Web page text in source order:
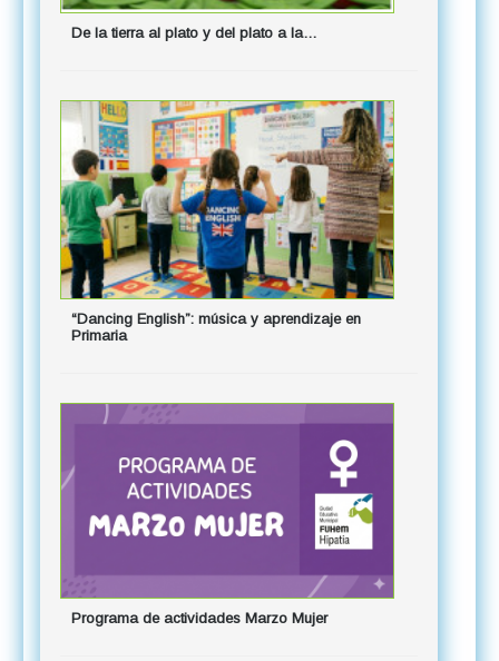
De la tierra al plato y del plato a la…
“Dancing English”: música y aprendizaje en
Primaria
Programa de actividades Marzo Mujer